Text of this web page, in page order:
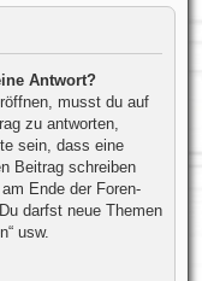
Antwort?
musst du auf
zu antworten,
sein, dass eine
Beitrag schreiben
Ende der Foren-
darfst neue Themen
usw.